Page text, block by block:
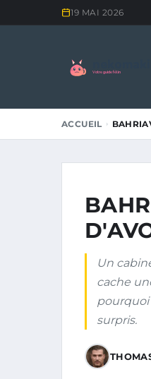
19 MAI 2026
Votre guide félin
ACCUEIL
Un
cache
pourquoi
surpris.